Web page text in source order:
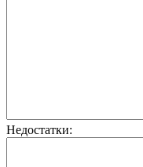
Недостатки: